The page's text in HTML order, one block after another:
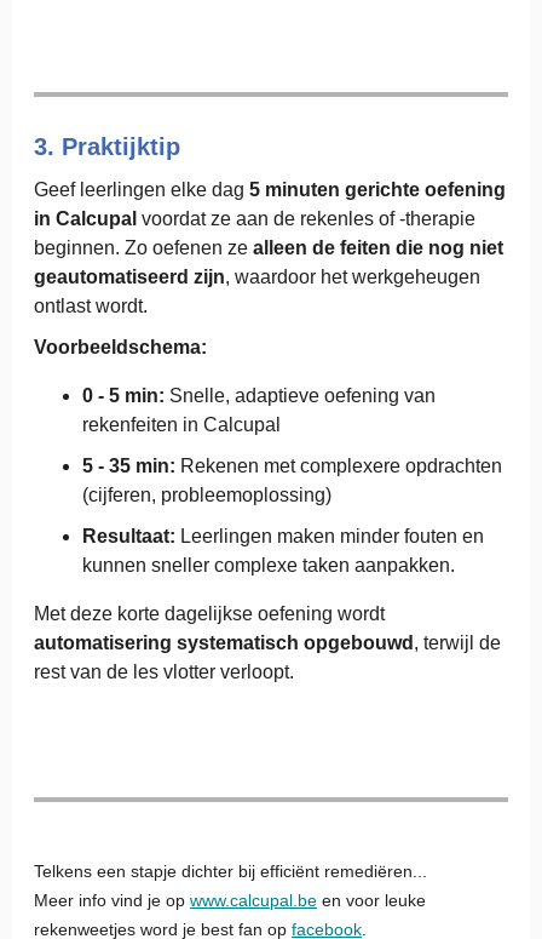
3. Praktijktip
Geef leerlingen elke dag 5 minuten gerichte oefening
in Calcupal voordat ze aan de rekenles of -therapie
beginnen. Zo oefenen ze alleen de feiten die nog niet
geautomatiseerd zijn, waardoor het werkgeheugen
ontlast wordt.
Voorbeeldschema:
0 - 5 min: Snelle, adaptieve oefening van
rekenfeiten in Calcupal
5 - 35 min: Rekenen met complexere opdrachten
(cijferen, probleemoplossing)
Resultaat: Leerlingen maken minder fouten en
kunnen sneller complexe taken aanpakken.
Met deze korte dagelijkse oefening wordt
automatisering systematisch opgebouwd , terwijl de
rest van de les vlotter verloopt.
Telkens een stapje dichter bij efficiënt remediëren...
Meer info vind je op www.calcupal.be en voor leuke
rekenweetjes word je best fan op facebook